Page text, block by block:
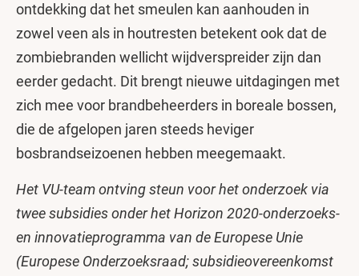
ontdekking dat het smeulen kan aanhouden in
zowel veen als in houtresten betekent ook dat de
zombiebranden wellicht wijdverspreider zijn dan
eerder gedacht. Dit brengt nieuwe uitdagingen met
zich mee voor brandbeheerders in boreale bossen,
die de afgelopen jaren steeds heviger
bosbrandseizoenen hebben meegemaakt.
Het VU-team ontving steun voor het onderzoek via
twee subsidies onder het Horizon 2020-onderzoeks-
en innovatieprogramma van de Europese Unie
(Europese Onderzoeksraad; subsidieovereenkomst